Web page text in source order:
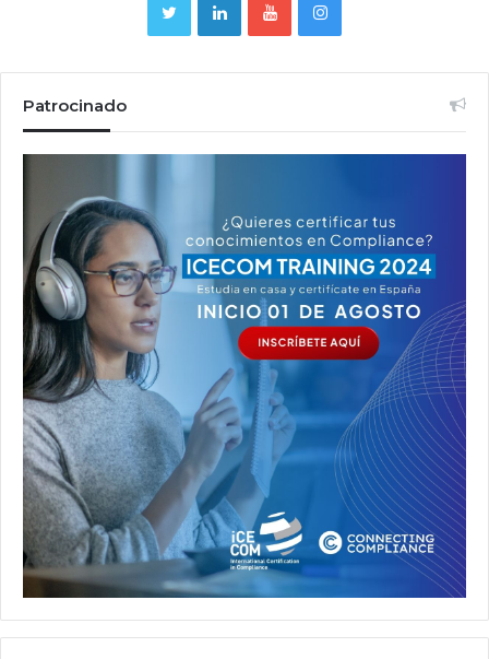
Patrocinado